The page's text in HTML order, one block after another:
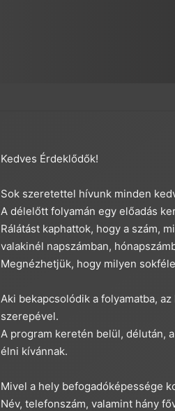
Kedves Érdeklődők!
Sok szeretettel hívunk minden
A délelőtt folyamán egy előadás
Rálátást kaphattok, hogy a szám,
valakinél napszámban,
Megnézhetjük, hogy milyen
Aki bekapcsolódik a folyamatba,
szerepével.
A program keretén belül, délután,
élni kívánnak.
Mivel a hely befogadóképessége
Név, telefonszám, valamint hány